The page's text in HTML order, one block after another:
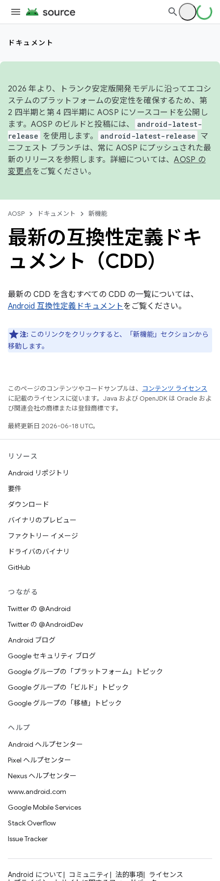
ドキュメント
2026 年より、トランク安定版開発モデルに沿ってエコシ
ステムのプラットフォームの安定性を確保するため、第
2 四半期と第 4 四半期に AOSP にソースコードを公開し
ます。AOSP のビルドと投稿には、
android-latest-
release
を使用します。 android-latest-release
マ
ニフェスト ブランチは、常に AOSP にプッシュされた最
新のリリースを参照します。詳細については、AOSP の
変更点をご覧ください。
AOSP ドキュメント 新機能
最新の互換性定義ドキ
ュメント（CDD）
最新の CDD を含むすべての CDD の一覧については、
Android 互換性定義ドキュメントをご覧ください。
注: このリンクをクリックすると、「新機能」セクションから
移動します。
このページのコンテンツやコードサンプルは、
コンテンツ ライセンス
に記載のライセンスに従います。Java および OpenJDK は Oracle およ
び関連会社の商標または登録商標です。
最終更新日 2026-06-18 UTC。
リソース
Android リポジトリ
要件
ダウンロード
バイナリのプレビュー
ファクトリー イメージ
ドライバのバイナリ
GitHub
つながる
Twitter の @Android
Twitter の @AndroidDev
Android ブログ
Google セキュリティ ブログ
Google グループの「プラットフォーム」トピック
Google グループの「ビルド」トピック
Google グループの「移植」トピック
ヘルプ
Android ヘルプセンター
Pixel ヘルプセンター
Nexus ヘルプセンター
www.android.com
Google Mobile Services
Stack Overflow
Issue Tracker
Android について コミュニティ 法的事項
ライセンス